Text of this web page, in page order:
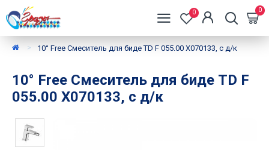
0 0
10° Free Смеситель для биде TD F 055.00 X070133, с д/к
10° Free Смеситель для биде TD F
055.00 X070133, с д/к